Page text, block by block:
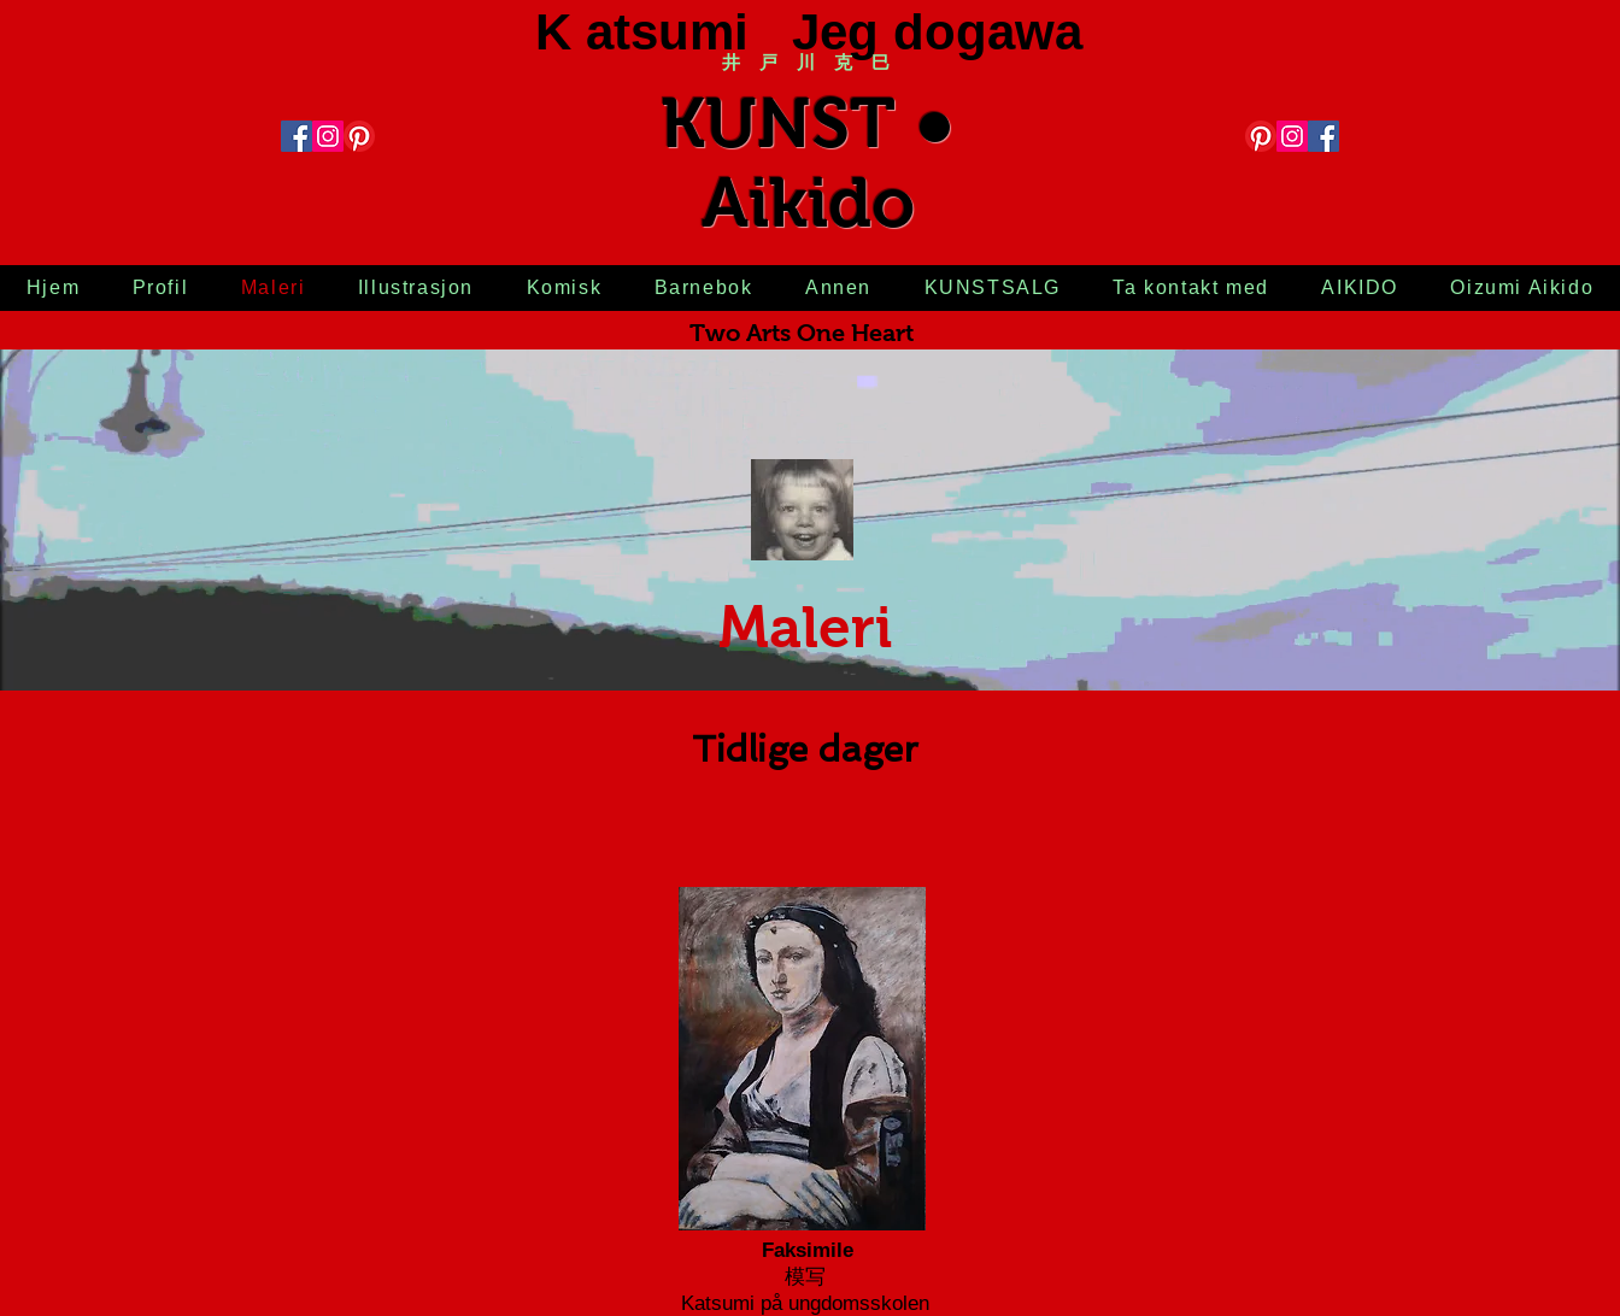
K atsumi Jeg dogawa
井 戸 川 克 巳
KUNST ●
Aikido
Hjem Profil Maleri Illustrasjon Komisk Barnebok Annen KUNSTSALG Ta kontakt med AIKIDO Oizumi Aikido
Two Arts One Heart
Maleri
Tidlige dager
Faksimile
模写
Katsumi på ungdomsskolen